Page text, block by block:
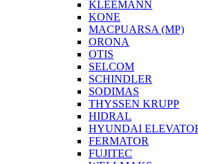
KLEEMANN
KONE
MACPUARSA (MP)
ORONA
OTIS
SELCOM
SCHINDLER
SODIMAS
THYSSEN KRUPP
HIDRAL
HYUNDAI
FERMATOR
FUJITEC